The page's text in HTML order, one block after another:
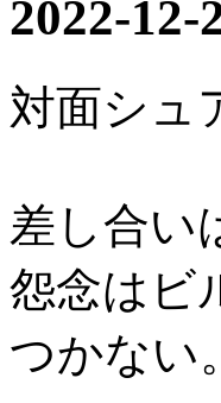
2022-12-
対面シュ
差し合い
怨念はビ
つかない。